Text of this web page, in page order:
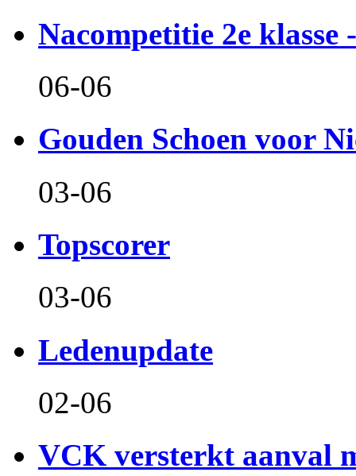
Nacompetitie 2e klasse
06-06
Gouden Schoen voor
03-06
Topscorer
03-06
Ledenupdate
02-06
VCK versterkt aanval